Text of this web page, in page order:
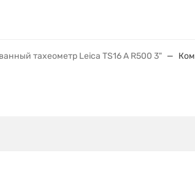
тахеометр Leica TS16 A R500 3"